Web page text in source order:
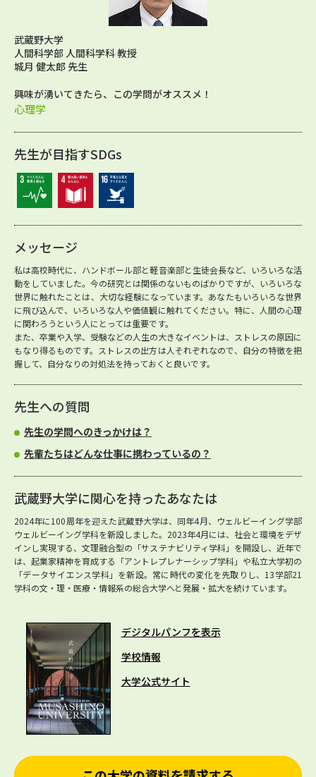
武蔵野大学
人間科学部 人間科学科 教授
城月 健太郎 先生
興味が湧いてきたら、この学問がオススメ！
心理学
先生が目指すSDGs
メッセージ
私は高校時代に、ハンドボール部と軽音楽部と生徒会長など、いろいろな活
動をしていました。今の研究とは関係のないものばかりですが、いろいろな
世界に触れたことは、大切な経験になっています。あなたもいろいろな世界
に飛び込んで、いろいろな人や価値観に触れてください。特に、人間の心理
に関わろうという人にとっては重要です。
また、卒業や入学、受験などの人生の大きなイベントは、ストレスの原因に
もなり得るものです。ストレスの出方は人それぞれなので、自分の特徴を把
握して、自分なりの対処法を持っておくと良いです。
先生への質問
先生の学問へのきっかけは？
先輩たちはどんな仕事に携わっているの？
武蔵野大学に関心を持ったあなたは
2024年に100周年を迎えた武蔵野大学は、同年4月、ウェルビーイング学部
ウェルビーイング学科を新設しました。2023年4月には、社会と環境をデザ
インし実現する、文理融合型の「サステナビリティ学科」を開設し、近年で
は、起業家精神を育成する「アントレプレナーシップ学科」や私立大学初の
「データサイエンス学科」を新設。常に時代の変化を先取りし、13学部21
学科の文・理・医療・情報系の総合大学へと発展・拡大を続けています。
デジタルパンフを表示
学校情報
大学公式サイト